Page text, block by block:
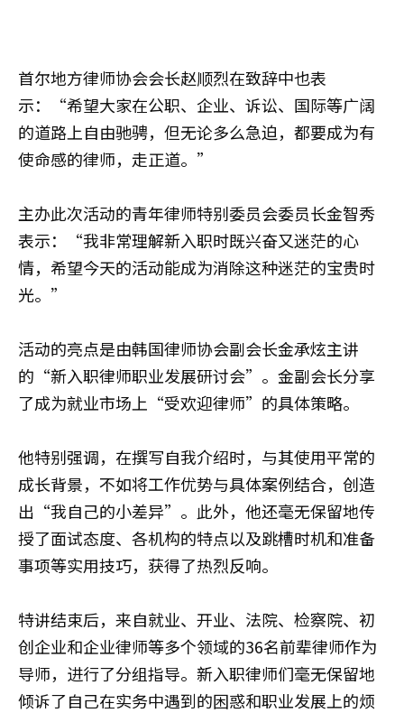
首尔地方律师协会会长赵顺烈在致辞中也表
示：“希望大家在公职、企业、诉讼、国际等广阔
的道路上自由驰骋，但无论多么急迫，都要成为有
使命感的律师，走正道。”
主办此次活动的青年律师特别委员会委员长金智秀
表示：“我非常理解新入职时既兴奋又迷茫的心
情，希望今天的活动能成为消除这种迷茫的宝贵时
光。”
活动的亮点是由韩国律师协会副会长金承炫主讲
的“新入职律师职业发展研讨会”。金副会长分享
了成为就业市场上“受欢迎律师”的具体策略。
他特别强调，在撰写自我介绍时，与其使用平常的
成长背景，不如将工作优势与具体案例结合，创造
出“我自己的小差异”。此外，他还毫无保留地传
授了面试态度、各机构的特点以及跳槽时机和准备
事项等实用技巧，获得了热烈反响。
特讲结束后，来自就业、开业、法院、检察院、初
创企业和企业律师等多个领域的36名前辈律师作为
导师，进行了分组指导。新入职律师们毫无保留地
倾诉了自己在实务中遇到的困惑和职业发展上的烦